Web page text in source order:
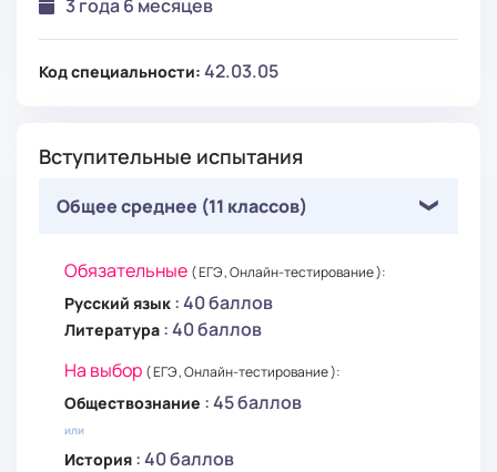
3 года 6 месяцев
Код специальности: 42.03.05
Вступительные испытания
Общее среднее (11 классов)
Обязательные ( ЕГЭ , Онлайн-тестирование ):
Русский язык : 40 баллов
Литература : 40 баллов
На выбор ( ЕГЭ , Онлайн-тестирование ):
Обществознание : 45 баллов
или
История : 40 баллов